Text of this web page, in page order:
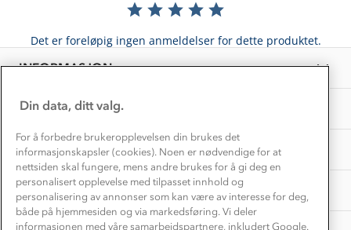
Det er foreløpig ingen anmeldelser for dette produktet.
INFORMASJON
Bedrift, barnehage og SFO
Presse
OM OSS
Samarbeide med oss?
TIPS OG RÅD
Vask og vedlikehold
EL-retur
Store størrelser
Turmat oppskrifter
Beredskap
AKTIVITETER
Få turinspirasjon og tips her⛰
Overnatte utendørs⛺
Leirskole 🥾
Barnehageansatt
Tips til hyttetur
Din data, ditt valg.
For å forbedre brukeropplevelsen din brukes det
informasjonskapsler (cookies). Noen er nødvendige for at
nettsiden skal fungere, mens andre brukes for å gi deg en
personalisert opplevelse med tilpasset innhold og
personalisering av annonser som kan være av interesse for deg,
både på hjemmesiden og via markedsføring. Vi deler
informasjonen med våre samarbeidspartnere, inkludert Google.